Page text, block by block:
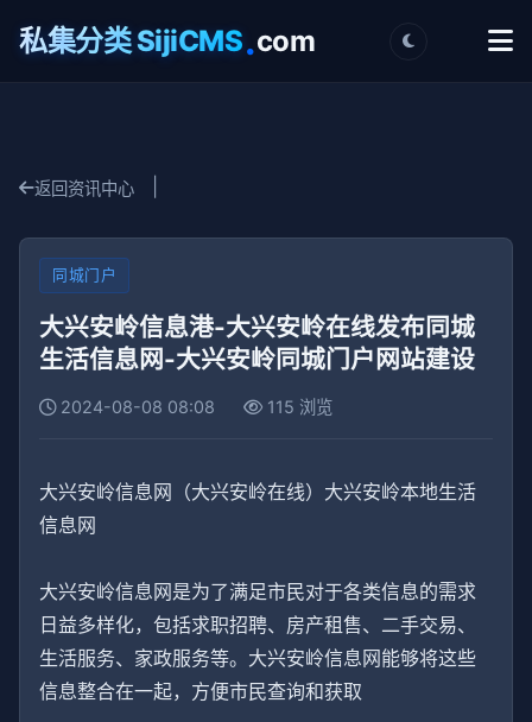
私集分类 SijiCMS.com
返回资讯中心
同城门户
大兴安岭信息港-大兴安岭在线发布同城
生活信息网-大兴安岭同城门户网站建设
2024-08-08 08:08 115 浏览
大兴安岭信息网（大兴安岭在线）大兴安岭本地生活
信息网
大兴安岭信息网是为了满足市民对于各类信息的需求
日益多样化，包括求职招聘、房产租售、二手交易、
生活服务、家政服务等。大兴安岭信息网能够将这些
信息整合在一起，方便市民查询和获取